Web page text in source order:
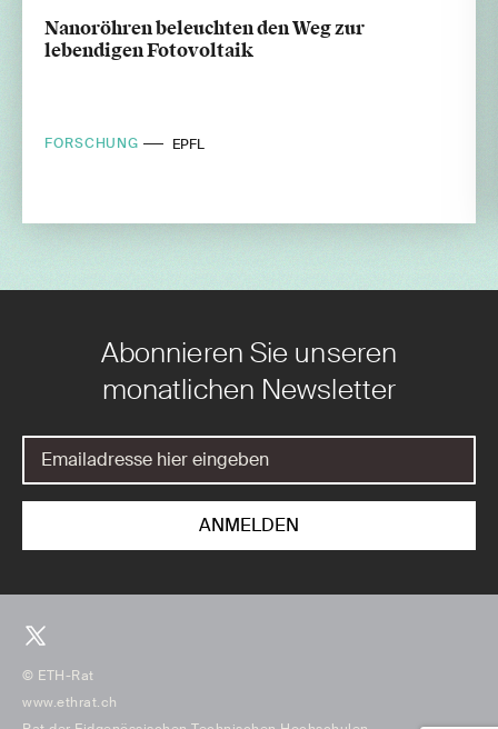
Nanoröhren beleuchten den Weg zur
lebendigen Fotovoltaik
FORSCHUNG EPFL
Abonnieren Sie unseren
monatlichen Newsletter
© ETH-Rat
www.ethrat.ch